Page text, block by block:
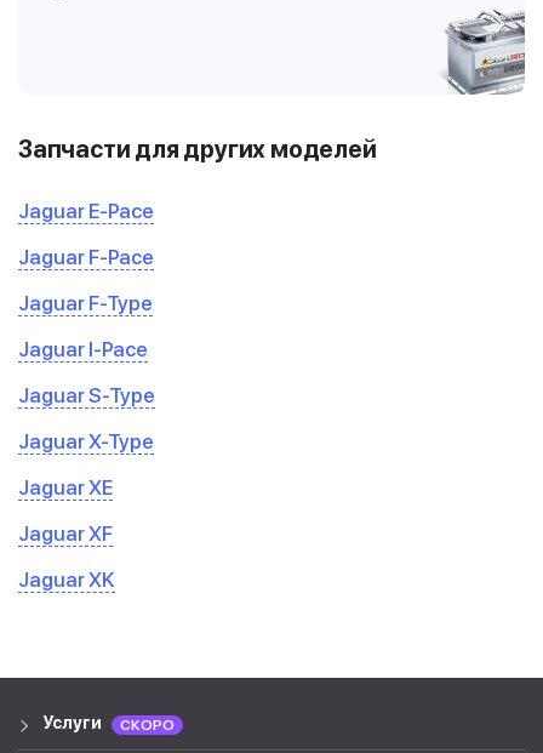
Запчасти для других моделей
Jaguar E-Pace
Jaguar F-Pace
Jaguar F-Type
Jaguar I-Pace
Jaguar S-Type
Jaguar X-Type
Jaguar XE
Jaguar XF
Jaguar XK
Услуги СКОРО